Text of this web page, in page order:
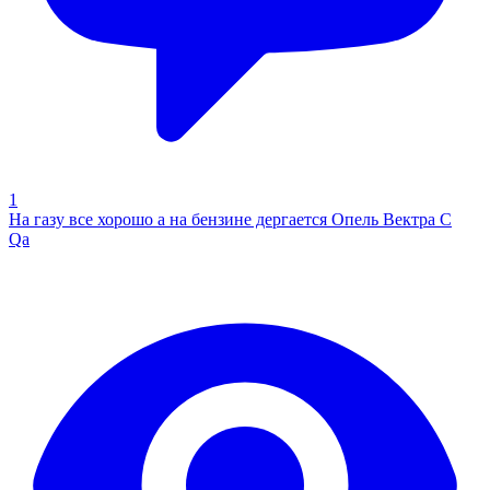
1
На газу все хорошо а на бензине дергается Опель Вектра С
Qa